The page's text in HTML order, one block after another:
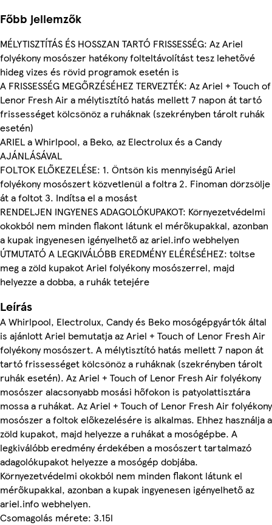
Főbb jellemzők
MÉLYTISZTÍTÁS ÉS HOSSZAN TARTÓ FRISSESSÉG: Az Ariel
folyékony mosószer hatékony folteltávolítást tesz lehetővé
hideg vizes és rövid programok esetén is
A FRISSESSÉG MEGŐRZÉSÉHEZ TERVEZTÉK: Az Ariel + Touch of
Lenor Fresh Air a mélytisztító hatás mellett 7 napon át tartó
frissességet kölcsönöz a ruháknak (szekrényben tárolt ruhák
esetén)
ARIEL a Whirlpool, a Beko, az Electrolux és a Candy
AJÁNLÁSÁVAL
FOLTOK ELŐKEZELÉSE: 1. Öntsön kis mennyiségű Ariel
folyékony mosószert közvetlenül a foltra 2. Finoman dörzsölje
át a foltot 3. Indítsa el a mosást
RENDELJEN INGYENES ADAGOLÓKUPAKOT: Környezetvédelmi
okokból nem minden flakont látunk el mérőkupakkal, azonban
a kupak ingyenesen igényelhető az ariel.info webhelyen
ÚTMUTATÓ A LEGKIVÁLÓBB EREDMÉNY ELÉRÉSÉHEZ: töltse
meg a zöld kupakot Ariel folyékony mosószerrel, majd
helyezze a dobba, a ruhák tetejére
Leírás
A Whirlpool, Electrolux, Candy és Beko mosógépgyártók által
is ajánlott Ariel bemutatja az Ariel + Touch of Lenor Fresh Air
folyékony mosószert. A mélytisztító hatás mellett 7 napon át
tartó frissességet kölcsönöz a ruháknak (szekrényben tárolt
ruhák esetén). Az Ariel + Touch of Lenor Fresh Air folyékony
mosószer alacsonyabb mosási hőfokon is patyolattisztára
mossa a ruhákat. Az Ariel + Touch of Lenor Fresh Air folyékony
mosószer a foltok előkezelésére is alkalmas. Ehhez használja a
zöld kupakot, majd helyezze a ruhákat a mosógépbe. A
legkiválóbb eredmény érdekében a mosószert tartalmazó
adagolókupakot helyezze a mosógép dobjába.
Környezetvédelmi okokból nem minden flakont látunk el
mérőkupakkal, azonban a kupak ingyenesen igényelhető az
ariel.info webhelyen.
Csomagolás mérete: 3.15l